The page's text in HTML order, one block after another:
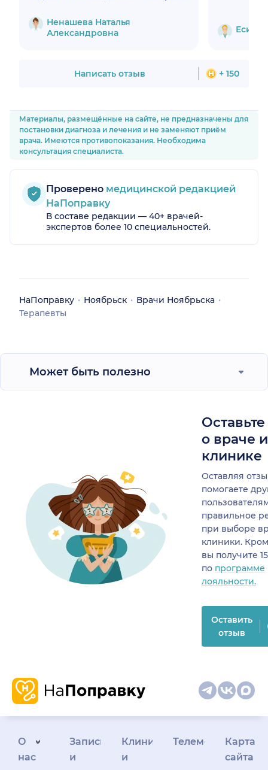
рекомендации! Я всем очень
довольна!
Ненашева Наталья
Александровна
Написать отзыв + 150
Материалы, размещённые на сайте, не предназначены для
постановки диагноза и лечения и не заменяют приём
врача. Имеются противопоказания. Необходима
консультация специалиста.
Проверено медицинской редакцией
НаПоправку
В составе редакции — 40+ врачей-
экспертов более 10 специальностей.
НаПоправку Ноябрьск
Врачи Ноябрьска
Терапевты
Может быть полезно
о враче
клинике
Оставляя
помогаете
правильное
при выборе
клиники.
вы получите
по программе
лояльности.
Оставить
отзыв
О
нас
Запись
и
Клиникам
и
Телемедицина
Карта
сайта